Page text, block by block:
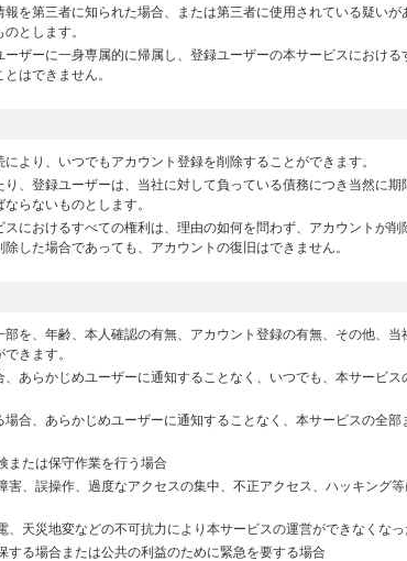
を第三者に知られた場合、または第三者に使用されている疑い
とします。
ザーに一身専属的に帰属し、登録ユーザーの本サービスにおけ
はできません。
より、いつでもアカウント登録を削除することができます。
、登録ユーザーは、当社に対して負っている債務につき当然に
らないものとします。
におけるすべての権利は、理由の如何を問わず、アカウントが
した場合であっても、アカウントの復旧はできません。
を、年齢、本人確認の有無、アカウント登録の有無、その他、
きます。
あらかじめユーザーに通知することなく、いつでも、本サービ
合、あらかじめユーザーに通知することなく、本サービスの全
または保守作業を行う場合
害、誤操作、過度なアクセスの集中、不正アクセス、ハッキング
、天災地変などの不可抗力により本サービスの運営ができなくな
する場合または公共の利益のために緊急を要する場合